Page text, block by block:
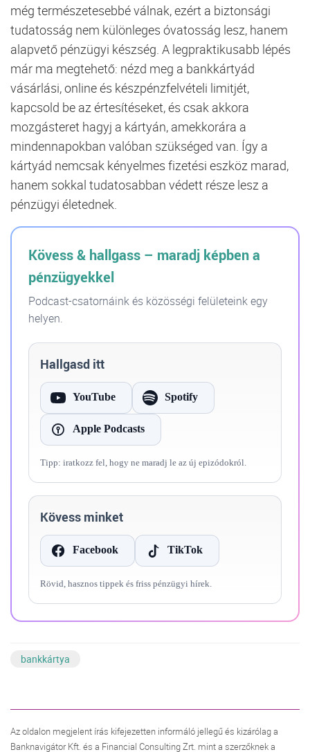
még természetesebbé válnak, ezért a biztonsági
tudatosság nem különleges óvatosság lesz, hanem
alapvető pénzügyi készség. A legpraktikusabb lépés
már ma megtehető: nézd meg a bankkártyád
vásárlási, online és készpénzfelvételi limitjét,
kapcsold be az értesítéseket, és csak akkora
mozgásteret hagyj a kártyán, amekkorára a
mindennapokban valóban szükséged van. Így a
kártyád nemcsak kényelmes fizetési eszköz marad,
hanem sokkal tudatosabban védett része lesz a
pénzügyi életednek.
Kövess & hallgass – maradj képben a
pénzügyekkel
Podcast-csatornáink és közösségi felületeink egy
helyen.
Hallgasd itt
YouTube Spotify
Apple Podcasts
Tipp: iratkozz fel, hogy ne maradj le az új epizódokról.
Kövess minket
Facebook TikTok
Rövid, hasznos tippek és friss pénzügyi hírek.
bankkártya
Az oldalon megjelent írás kifejezetten informáló jellegű és kizárólag a
Banknavigátor Kft. és a Financial Consulting Zrt. mint a szerzőknek a